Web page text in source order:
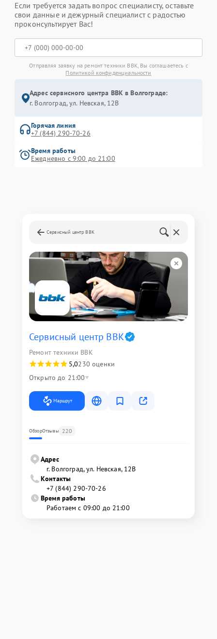
Если требуется задать вопрос специалисту, оставьте
свои данные и дежурный специалист с радостью
проконсультирует Вас!
Отправляя заявку на ремонт техники BBK, Вы соглашаетесь с
Политикой конфиденциальности
Адрес сервисного центра BBK в Волгограде:
г. Волгоград, ул. Невская, 12В
Горячая линия
+7 (844) 290-70-26
Время работы
Ежедневно с 9:00 до 21:00
Сервисный центр BBK
Сервисный центр BBK
Ремонт техники BBK
5,0230 оценки
Открыто до 21:00
Маршрут
ОбзорОтзывы 220
Адрес
г. Волгоград, ул. Невская, 12В
Контакты
+7 (844) 290-70-26
Время работы
Работаем с 09:00 до 21:00